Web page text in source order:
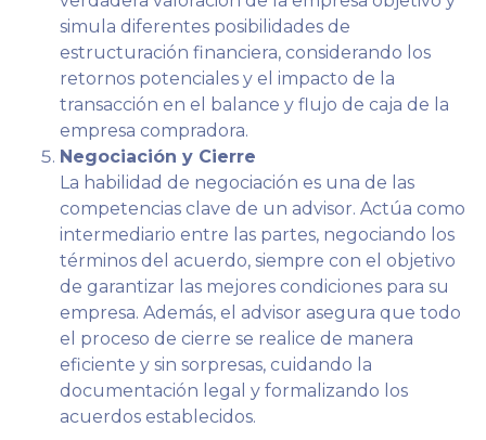
simula diferentes posibilidades de
estructuración financiera, considerando los
retornos potenciales y el impacto de la
transacción en el balance y flujo de caja de la
empresa compradora.
Negociación y Cierre
La habilidad de negociación es una de las
competencias clave de un advisor. Actúa como
intermediario entre las partes, negociando los
términos del acuerdo, siempre con el objetivo
de garantizar las mejores condiciones para su
empresa. Además, el advisor asegura que todo
el proceso de cierre se realice de manera
eficiente y sin sorpresas, cuidando la
documentación legal y formalizando los
acuerdos establecidos.